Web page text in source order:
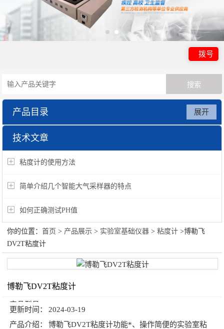
拨号
产品目录
实验室基础仪器
展开
技术文章
粘度计的使用方法
简单介绍几个智能大气采样器的特点
如何正确测试PH值
你的位置：首页 > 产品展示 > 实验室基础仪器 >粘度计 >博勒飞
DV2T粘度计
博勒飞DV2T粘度计
产品型号：
更新时间：
2024-03-19
产品介绍：
博勒飞DV2T粘度计功能*、操作简便的实验室粘